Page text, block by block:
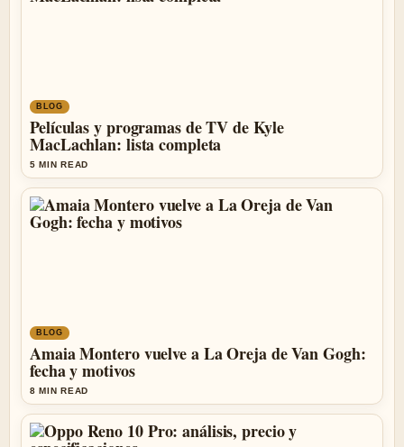
BLOG
Películas y programas de TV de Kyle
MacLachlan: lista completa
5 MIN READ
BLOG
Amaia Montero vuelve a La Oreja de Van Gogh:
fecha y motivos
8 MIN READ